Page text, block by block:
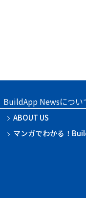
BuildApp Newsについ
ABOUT US
マンガでわかる！